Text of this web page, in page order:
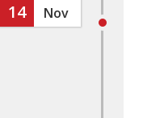
14 Nov